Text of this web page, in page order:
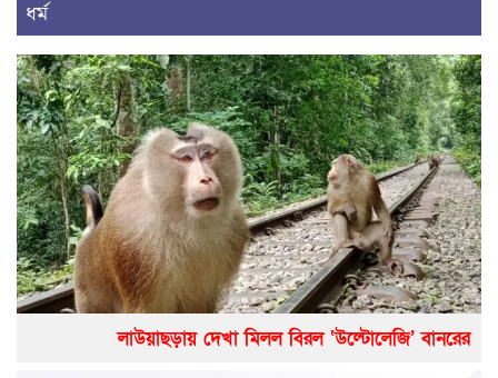
ধর্ম
লাউয়াছড়ায় দেখা মিলল বিরল ‘উল্টোলেজি’ বানরের